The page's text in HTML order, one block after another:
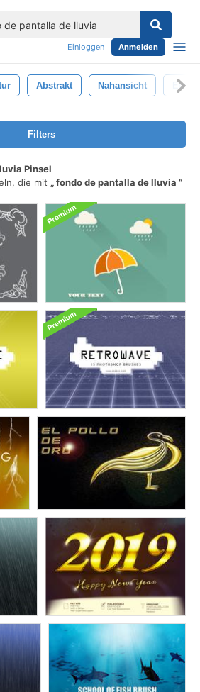
Einloggen Anmelden
Abstrakt Nahansicht
Filters
Pinsel
die mit
fondo de pantalla de lluvia